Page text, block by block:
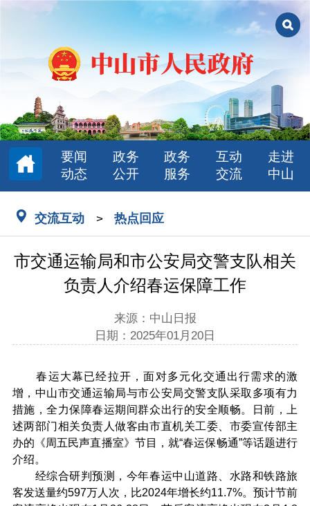
要闻
动态
政务
公开
政务
服务
互动
交流
走进
中山
交流互动 > 热点回应
市交通运输局和市公安局交警支队相关
负责人介绍春运保障工作
来源：中山日报
日期：2025年01月20日
春运大幕已经拉开，面对多元化交通出行需求的激
增，中山市交通运输局与市公安局交警支队采取多项有力
措施，全力保障春运期间群众出行的安全顺畅。日前，上
述两部门相关负责人做客由市直机关工委、市委宣传部主
办的《周五民声直播室》节目，就“春运保畅通”等话题进行
介绍。
经综合研判预测，今年春运中山道路、水路和铁路旅
客发送量约597万人次，比2024年增长约11.7%。预计节前